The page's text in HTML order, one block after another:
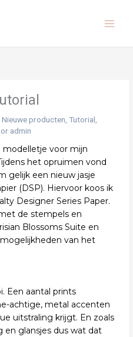
Nieuwe producten,Tutorial,
admin
modelletje voor mijn
het opruimen vond
gelijk een nieuw jasje
(DSP). Hiervoor koos ik
Designer Series Paper.
de stempels en
Blossoms Suite en
van het
Een aantal prints
achtige, metal accenten
uitstraling krijgt. En zoals
en glansjes dus wat dat